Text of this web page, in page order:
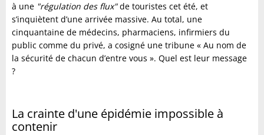
à une "régulation des flux"de touristes cet été, et
s’inquiètent d’une arrivée massive. Au total, une
cinquantaine de médecins, pharmaciens, infirmiers du
public comme du privé, a cosigné une tribune « Au nom de
la sécurité de chacun d’entre vous ». Quel est leur message
?
La crainte d'une épidémie impossible à
contenir